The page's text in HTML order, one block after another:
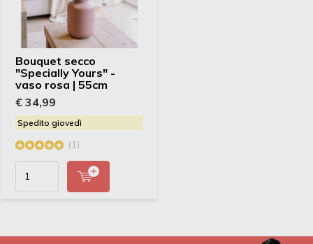
Bouquet secco
"Specially Yours" -
vaso rosa | 55cm
€ 34,99
Spedito giovedì
(1)